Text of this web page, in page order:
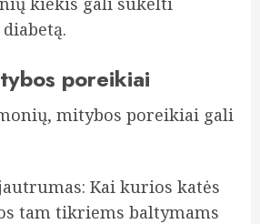
poreikiai
mitybos poreikiai gali
Kai kurios katės
tam tikriems baltymams